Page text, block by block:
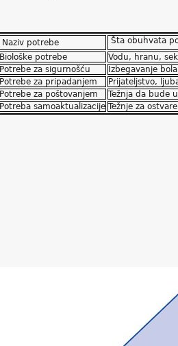
Naziv potrebe
Šta obuhvata
Biološke potrebe
Vodu, hranu,
Potrebe za sigurnošću
Izbegavanje
Potrebe za pripadanjem
Prijateljstvo,
Potrebe za poštovanjem
Težnja da bude
Potreba samoaktualizacije Težnje za